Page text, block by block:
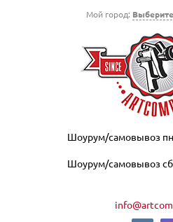
Мой город:
Шоурум/самовывоз
Шоурум/самовывоз